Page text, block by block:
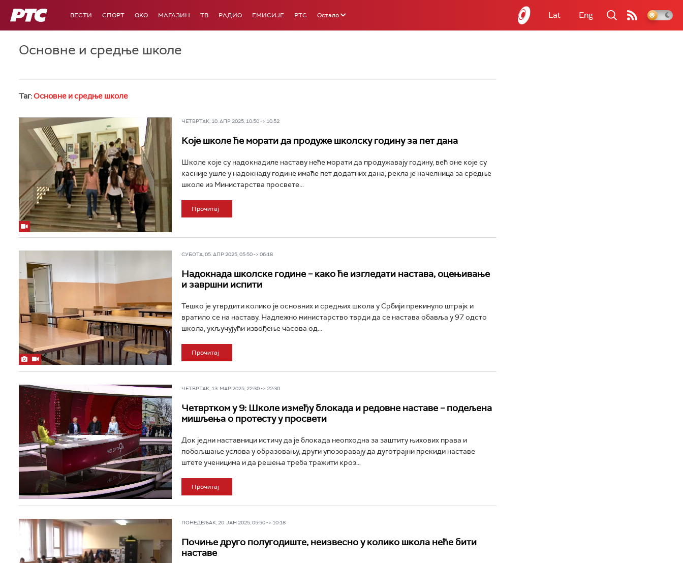
РТС ВЕСТИ СПОРТ OKO МАГАЗИН ТВ РАДИО ЕМИСИЈЕ РТС Остало Lat Eng
Основне и средње школе
Таг:Основне и средње школе
ЧЕТВРТАК, 10. АПР 2025, 10:50 -> 10:52
Које школе ће морати да продуже школску годину за пет дана
Школе које су надокнадиле наставу неће морати да продужавају годину, већ оне које су
касније ушле у надокнаду године имаће пет додатних дана, рекла је начелница за средње
школе из Министарства просвете...
Прочитај
СУБОТА, 05. АПР 2025, 05:50 -> 06:18
Надокнада школске године – како ће изгледати настава, оцењивање
и завршни испити
Тешко је утврдити колико је основних и средњих школа у Србији прекинуло штрајк и
вратило се на наставу. Надлежно министарство тврди да се настава обавља у 97 одсто
школа, укључујући извођење часова од...
Прочитај
ЧЕТВРТАК, 13. МАР 2025, 22:30 -> 22:30
Четвртком у 9: Школе између блокада и редовне наставе – подељена
мишљења о протесту у просвети
Док једни наставници истичу да је блокада неопходна за заштиту њихових права и
побољшање услова у образовању, други упозоравају да дуготрајни прекиди наставе
штете ученицима и да решења треба тражити кроз...
Прочитај
ПОНЕДЕЉАК, 20. ЈАН 2025, 05:50 -> 10:18
Почиње друго полугодиште, неизвесно у колико школа неће бити
наставе